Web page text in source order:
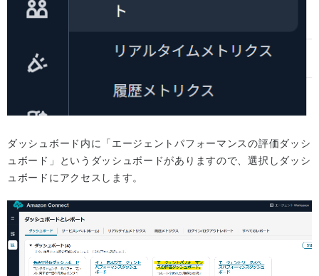
ダッシュボード内に「エージェントパフォーマンスの評価ダッシ
ュボード」というダッシュボードがありますので、選択しダッシ
ュボードにアクセスします。